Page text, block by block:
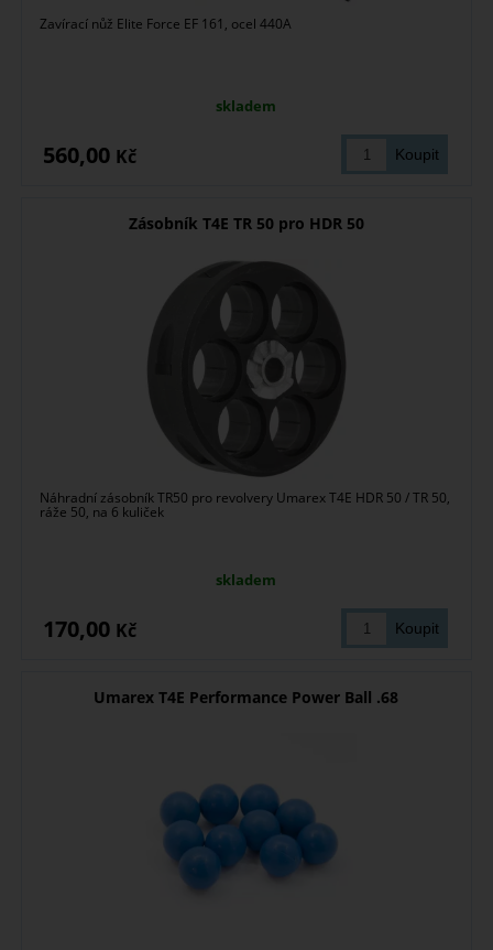
Zavírací nůž Elite Force EF 161, ocel 440A
skladem
560,00 Kč
Zásobník T4E TR 50 pro HDR 50
Náhradní zásobník TR50 pro revolvery Umarex T4E HDR 50 / TR 50,
ráže 50, na 6 kuliček
skladem
170,00 Kč
Umarex T4E Performance Power Ball .68